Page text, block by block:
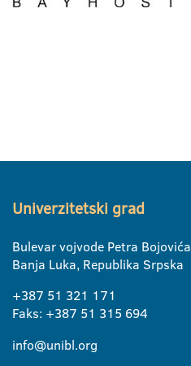
Univerzitetski grad
Bulevar vojvode Petra Bojovića
Banja Luka, Republika Srpska
+387 51 321 171
Faks: +387 51 315 694
info@unibl.org